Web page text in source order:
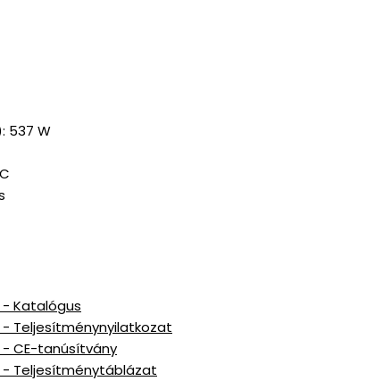
537 W
- Katalógus
- Teljesítménynyilatkozat
- CE-tanúsítvány
- Teljesítménytáblázat